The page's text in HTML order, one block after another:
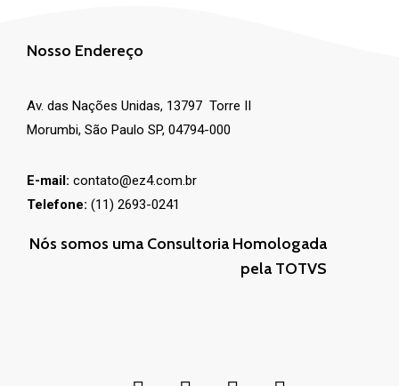
Nosso Endereço
Av. das Nações Unidas, 13797 Torre II
Morumbi, São Paulo SP, 04794-000
E-mail: contato@ez4.com.br
Telefone: (11) 2693-0241
Nós somos uma Consultoria Homologada
pela TOTVS